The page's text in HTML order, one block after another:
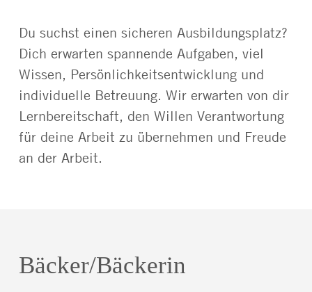
Du suchst einen sicheren Ausbildungsplatz?
Dich erwarten spannende Aufgaben, viel
Wissen, Persönlichkeitsentwicklung und
individuelle Betreuung. Wir erwarten von dir
Lernbereitschaft, den Willen Verantwortung
für deine Arbeit zu übernehmen und Freude
an der Arbeit.
Bäcker/Bäckerin